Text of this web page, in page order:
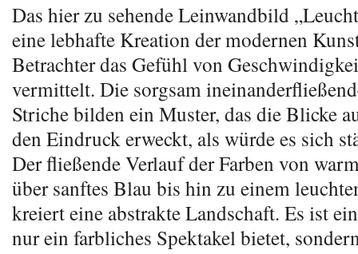
Das hier zu sehende Leinwandbild
eine lebhafte Kreation der modernen
Betrachter das Gefühl von
vermittelt. Die sorgsam
Striche bilden ein Muster, das die Blicke
den Eindruck erweckt, als würde es sich
Der fließende Verlauf der Farben von
über sanftes Blau bis hin zu einem
kreiert eine abstrakte Landschaft. Es ist
nur ein farbliches Spektakel bietet,